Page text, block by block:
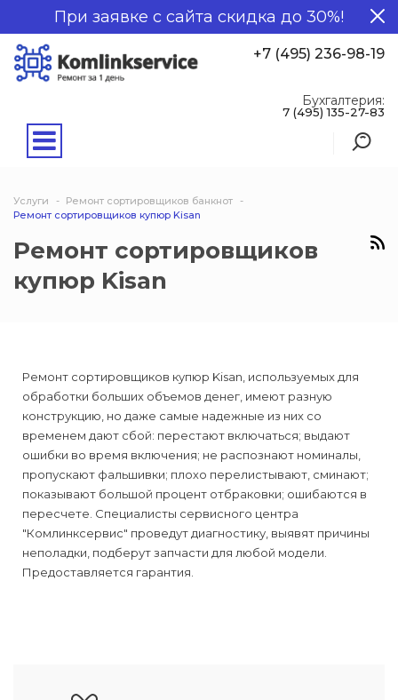
При заявке с сайта скидка до 30%!
+7 (495) 236-98-19
Бухгалтерия:
7 (495) 135-27-83
Услуги
Ремонт сортировщиков банкнот
Ремонт сортировщиков купюр Kisan
Ремонт сортировщиков
купюр Kisan
Ремонт сортировщиков купюр Kisan, используемых для
обработки больших объемов денег, имеют разную
конструкцию, но даже самые надежные из них со
временем дают сбой: перестают включаться; выдают
ошибки во время включения; не распознают номиналы,
пропускают фальшивки; плохо перелистывают, сминают;
показывают большой процент отбраковки; ошибаются в
пересчете. Специалисты сервисного центра
"Комлинксервис" проведут диагностику, выявят причины
неполадки, подберут запчасти для любой модели.
Предоставляется гарантия.